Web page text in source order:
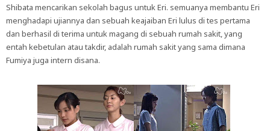
Shibata mencarikan sekolah bagus untuk Eri. semuanya membantu Eri
menghadapi ujiannya dan sebuah keajaiban Eri lulus di tes pertama
dan berhasil di terima untuk magang di sebuah rumah sakit, yang
entah kebetulan atau takdir, adalah rumah sakit yang sama dimana
Fumiya juga intern disana.